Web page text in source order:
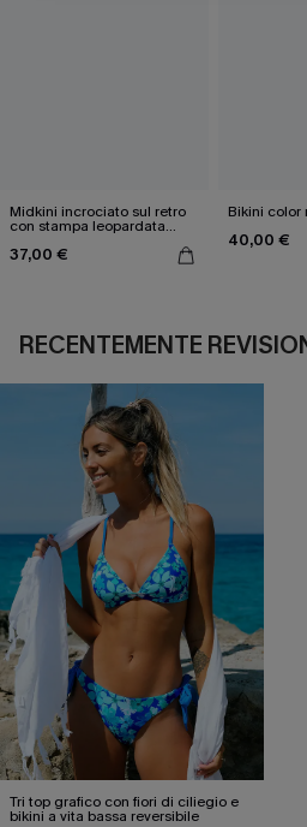
Midkini incrociato sul retro
con stampa leopardata
37,00 €
Bikini color
40,00 €
RECENTEMENTE
Tri top grafico con fiori di ciliegio e
bikini a vita bassa reversibile